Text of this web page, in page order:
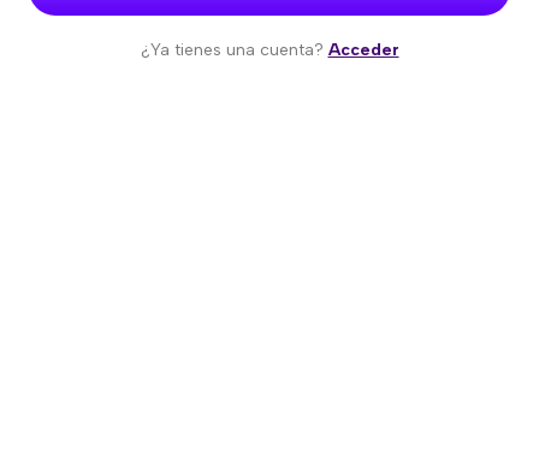
¿Ya tienes una cuenta? Acceder